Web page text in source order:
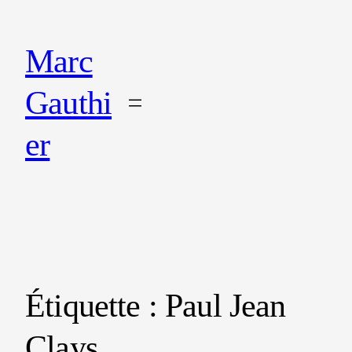
Marc
Gauthi
er
Étiquette : Paul Jean